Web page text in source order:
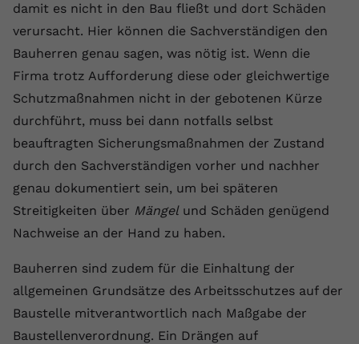
damit es nicht in den Bau fließt und dort Schäden
verursacht. Hier können die Sachverständigen den
Bauherren genau sagen, was nötig ist. Wenn die
Firma trotz Aufforderung diese oder gleichwertige
Schutzmaßnahmen nicht in der gebotenen Kürze
durchführt, muss bei dann notfalls selbst
beauftragten Sicherungsmaßnahmen der Zustand
durch den Sachverständigen vorher und nachher
genau dokumentiert sein, um bei späteren
Streitigkeiten über Mängelund Schäden genügend
Nachweise an der Hand zu haben.
Bauherren sind zudem für die Einhaltung der
allgemeinen Grundsätze des Arbeitsschutzes auf der
Baustelle mitverantwortlich nach Maßgabe der
Baustellenverordnung. Ein Drängen auf